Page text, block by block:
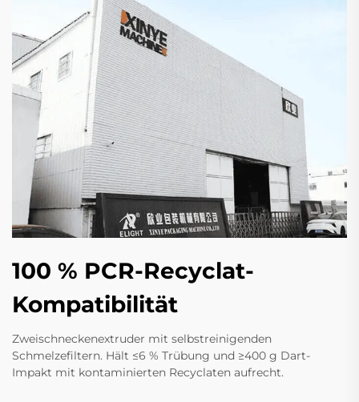
100 % PCR-Recyclat-
Kompatibilität
Zweischneckenextruder mit selbstreinigenden
Schmelzefiltern. Hält ≤6 % Trübung und ≥400 g Dart-
Impakt mit kontaminierten Recyclaten aufrecht.